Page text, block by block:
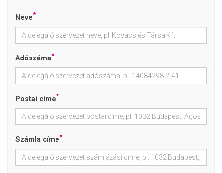
Neve*
Adószáma*
Postai címe*
Számla címe*